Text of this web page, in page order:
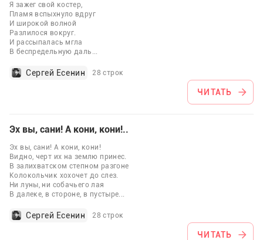
Я зажег свой костер,
Пламя вспыхнуло вдруг
И широкой волной
Разлилося вокруг.
И рассыпалась мгла
В беспредельную даль ...
Сергей Есенин 28 строк
ЧИТАТЬ
Эх вы, сани! А кони, кони!..
Эх вы, сани! А кони, кони!
Видно, черт их на землю принес.
В залихватском степном разгоне
Колокольчик хохочет до слез.
Ни луны, ни собачьего лая
В далеке, в стороне, в пустыре...
Сергей Есенин 28 строк
ЧИТАТЬ